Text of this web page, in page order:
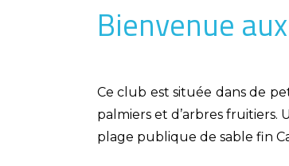
Bienvenue
Ce club est située dans de
palmiers et d’arbres fruitiers.
plage publique de sable fin